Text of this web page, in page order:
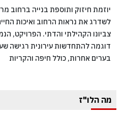
יוזמת חיזוק ותוספת בנייה ברחוב
לשדרג את נראות הרחוב ואיכות
צביונו הקהילתי והדתי. הפרויקט,
דוגמה להתחדשות עירונית רגישה
בערים אחרות, כולל חיפה והקריות
מה הלו"ז